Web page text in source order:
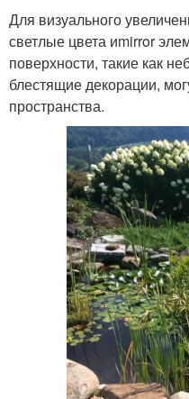
Для визуального
светлые цвета иmirror
поверхности, такие как
блестящие декорации,
пространства.